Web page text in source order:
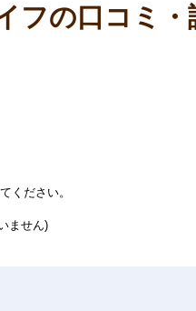
フの口コミ・
ください。
ません)